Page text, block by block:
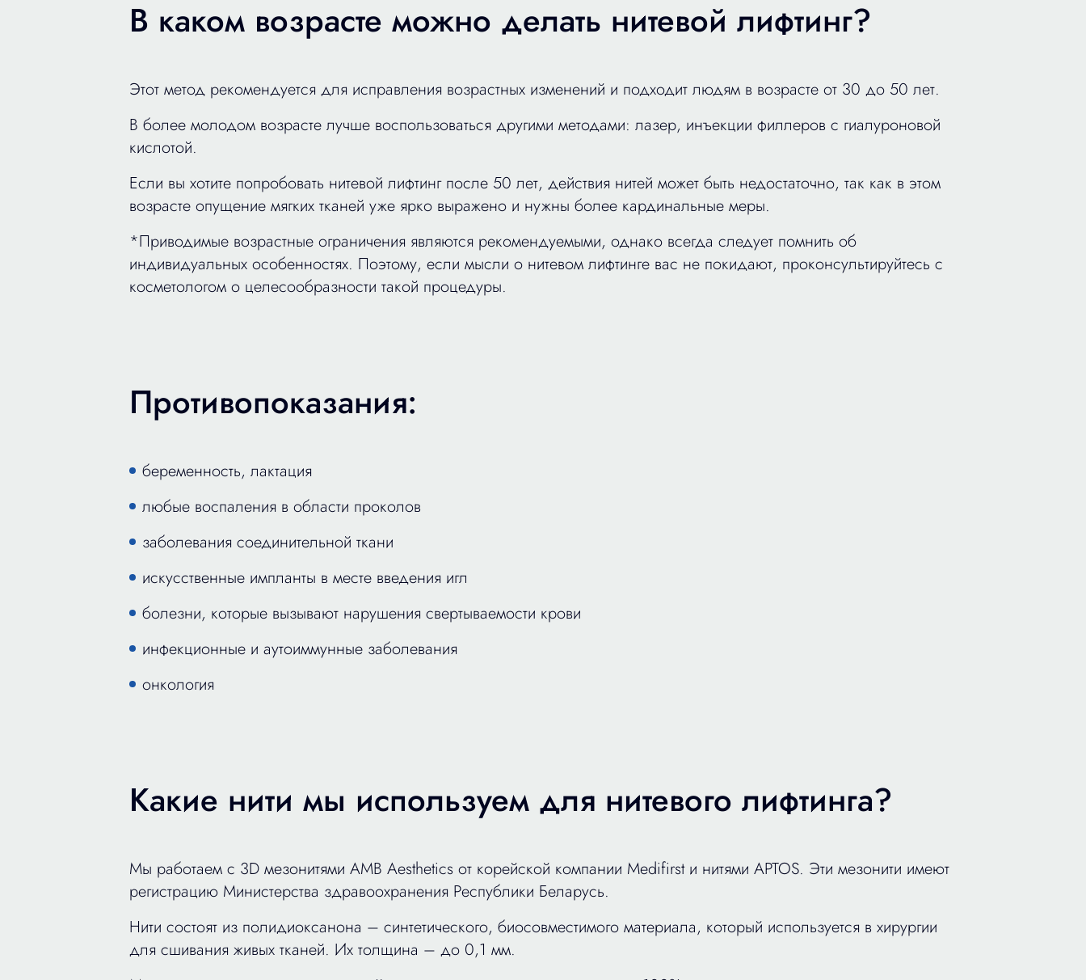
В каком возрасте можно делать нитевой лифтинг?
Этот метод рекомендуется для исправления возрастных изменений и подходит людям в возрасте от 30 до 50 лет.
В более молодом возрасте лучше воспользоваться другими методами: лазер, инъекции филлеров с гиалуроновой
кислотой.
Если вы хотите попробовать нитевой лифтинг после 50 лет, действия нитей может быть недостаточно, так как в этом
возрасте опущение мягких тканей уже ярко выражено и нужны более кардинальные меры.
*Приводимые возрастные ограничения являются рекомендуемыми, однако всегда следует помнить об
индивидуальных особенностях. Поэтому, если мысли о нитевом лифтинге вас не покидают, проконсультируйтесь с
косметологом о целесообразности такой процедуры.
Противопоказания:
беременность, лактация
любые воспаления в области проколов
заболевания соединительной ткани
искусственные импланты в месте введения игл
болезни, которые вызывают нарушения свертываемости крови
инфекционные и аутоиммунные заболевания
онкология
Какие нити мы используем для нитевого лифтинга?
Мы работаем с 3D мезонитями AMB Aesthetics от корейской компании Medifirst и нитями APTOS. Эти мезонити имеют
регистрацию Министерства здравоохранения Республики Беларусь.
Нити состоят из полидиоксанона – синтетического, биосовместимого материала, который используется в хирургии
для сшивания живых тканей. Их толщина – до 0,1 мм.